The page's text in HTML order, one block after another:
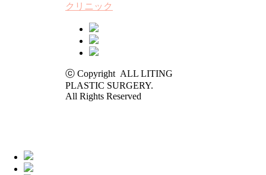
クリニック
ⓒ Copyright ALL LITING
PLASTIC SURGERY.
All Rights Reserved